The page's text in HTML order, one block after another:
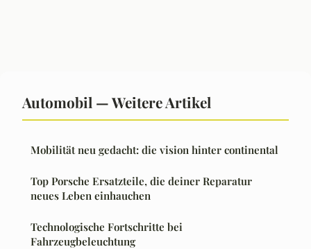
Automobil — Weitere Artikel
Mobilität neu gedacht: die vision hinter continental
Top Porsche Ersatzteile, die deiner Reparatur
neues Leben einhauchen
Technologische Fortschritte bei
Fahrzeugbeleuchtung